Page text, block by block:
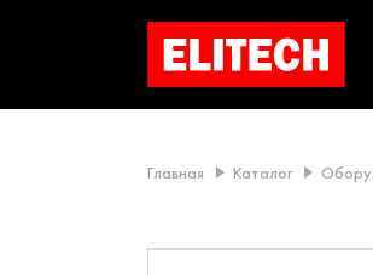
Главная Каталог